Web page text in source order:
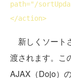
path="/
</action>
新しくソート
渡されます。こ
AJAX（Dojo）